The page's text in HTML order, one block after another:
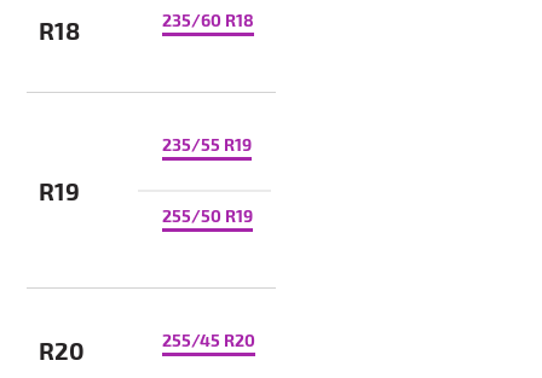
R18 235/60 R18
R19
235/55 R19
255/50 R19
R20 255/45 R20